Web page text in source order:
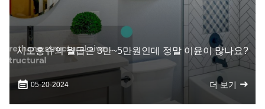
시오홍슈의 월급은 3만~5만원인데 정말 이윤이 많나요?
05-20-2024 더 보기